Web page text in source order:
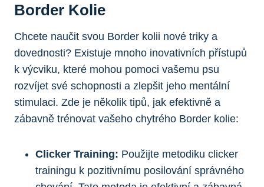
Border Kolie
Chcete naučit svou Border kolii nové triky a
dovednosti? Existuje mnoho inovativních přístupů
k výcviku, které mohou pomoci vašemu psu
rozvíjet své schopnosti a zlepšit jeho mentální
stimulaci. Zde je několik tipů, jak efektivně a
zábavně trénovat vašeho chytrého Border kolie:
Clicker Training: Použijte metodiku clicker
trainingu k pozitivnímu posilování správného